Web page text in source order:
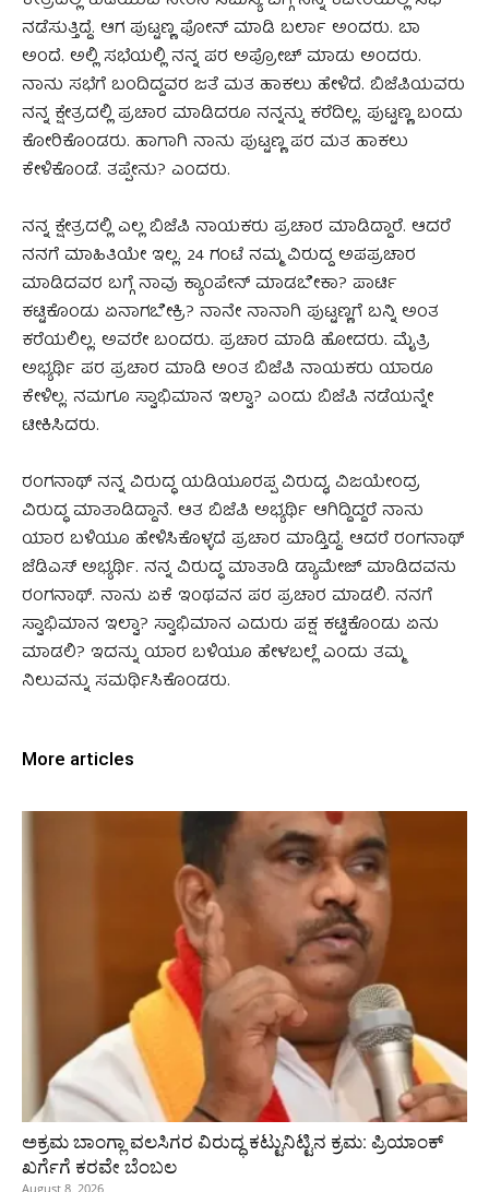
ನಡೆಸುತ್ತಿದ್ದೆ. ಆಗ ಪುಟ್ಟಣ್ಣ ಫೋನ್ ಮಾಡಿ ಬರ್ಲಾ ಅಂದರು. ಬಾ
ಅಂದೆ. ಅಲ್ಲಿ ಸಭೆಯಲ್ಲಿ ನನ್ನ ಪರ ಅಪ್ರೋಚ್ ಮಾಡು ಅಂದರು.
ನಾನು ಸಭೆಗೆ ಬಂದಿದ್ದವರ ಜತೆ ಮತ ಹಾಕಲು ಹೇಳಿದೆ. ಬಿಜೆಪಿಯವರು
ನನ್ನ ಕ್ಷೇತ್ರದಲ್ಲಿ ಪ್ರಚಾರ ಮಾಡಿದರೂ ನನ್ನನ್ನು ಕರೆದಿಲ್ಲ. ಪುಟ್ಟಣ್ಣ ಬಂದು
ಕೋರಿಕೊಂಡರು. ಹಾಗಾಗಿ ನಾನು ಪುಟ್ಟಣ್ಣ ಪರ ಮತ ಹಾಕಲು
ಕೇಳಿಕೊಂಡೆ. ತಪ್ಪೇನು? ಎಂದರು.
ನನ್ನ ಕ್ಷೇತ್ರದಲ್ಲಿ ಎಲ್ಲ ಬಿಜೆಪಿ ನಾಯಕರು ಪ್ರಚಾರ ಮಾಡಿದ್ದಾರೆ. ಆದರೆ
ನನಗೆ ಮಾಹಿತಿಯೇ ಇಲ್ಲ. 24 ಗಂಟೆ ನಮ್ಮ ವಿರುದ್ದ ಅಪಪ್ರಚಾರ
ಮಾಡಿದವರ ಬಗ್ಗೆ ನಾವು ಕ್ಯಾಂಪೇನ್ ಮಾಡಬೇಕಾ? ಪಾರ್ಟಿ
ಕಟ್ಟಿಕೊಂಡು ಏನಾಗಬೇಕ್ರಿ? ನಾನೇ ನಾನಾಗಿ ಪುಟ್ಟಣ್ಣಗೆ ಬನ್ನಿ ಅಂತ
ಕರೆಯಲಿಲ್ಲ. ಅವರೇ ಬಂದರು. ಪ್ರಚಾರ ಮಾಡಿ ಹೋದರು. ಮೈತ್ರಿ
ಅಭ್ಯರ್ಥಿ ಪರ ಪ್ರಚಾರ ಮಾಡಿ ಅಂತ ಬಿಜೆಪಿ ನಾಯಕರು ಯಾರೂ
ಕೇಳಿಲ್ಲ. ನಮಗೂ ಸ್ವಾಭಿಮಾನ ಇಲ್ವಾ? ಎಂದು ಬಿಜೆಪಿ ನಡೆಯನ್ನೇ
ಟೀಕಿಸಿದರು.
ರಂಗನಾಥ್ ನನ್ನ ವಿರುದ್ಧ ಯಡಿಯೂರಪ್ಪ ವಿರುದ್ಧ, ವಿಜಯೇಂದ್ರ
ವಿರುದ್ಧ ಮಾತಾಡಿದ್ದಾನೆ. ಆತ ಬಿಜೆಪಿ ಅಭ್ಯರ್ಥಿ ಆಗಿದ್ದಿದ್ದರೆ ನಾನು
ಯಾರ ಬಳಿಯೂ ಹೇಳಿಸಿಕೊಳ್ಳದೆ ಪ್ರಚಾರ ಮಾಡ್ತಿದ್ದೆ. ಆದರೆ ರಂಗನಾಥ್
ಜೆಡಿಎಸ್ ಅಭ್ಯರ್ಥಿ. ನನ್ನ ವಿರುದ್ಧ ಮಾತಾಡಿ ಡ್ಯಾಮೇಜ್ ಮಾಡಿದವನು
ರಂಗನಾಥ್. ನಾನು ಏಕೆ ಇಂಥವನ ಪರ ಪ್ರಚಾರ ಮಾಡಲಿ. ನನಗೆ
ಸ್ವಾಭಿಮಾನ ಇಲ್ವಾ? ಸ್ವಾಭಿಮಾನ ಎದುರು ಪಕ್ಷ ಕಟ್ಟಿಕೊಂಡು ಏನು
ಮಾಡಲಿ? ಇದನ್ನು ಯಾರ ಬಳಿಯೂ ಹೇಳಬಲ್ಲೆ ಎಂದು ತಮ್ಮ
ನಿಲುವನ್ನು ಸಮರ್ಥಿಸಿಕೊಂಡರು.
More articles
ಅಕ್ರಮ ಬಾಂಗ್ಲಾ ವಲಸಿಗರ ವಿರುದ್ಧ ಕಟ್ಟುನಿಟ್ಟಿನ ಕ್ರಮ: ಪ್ರಿಯಾಂಕ್
ಖರ್ಗೆಗೆ ಕರವೇ ಬೆಂಬಲ
August 8, 2026